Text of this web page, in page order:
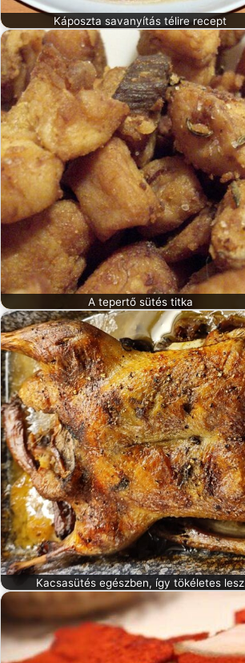
Káposzta savanyítás télire recept
A tepertő sütés titka
Kacsasütés egészben, így tökéletes lesz